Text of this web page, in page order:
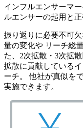
インフルエンサーマ
ルエンサーの起用と
振り返りに必要不可
量の変化や リーチ総
た、2次拡散・3次拡
拡散に貢献している
ーチ。 他社が真似を
実施できます。